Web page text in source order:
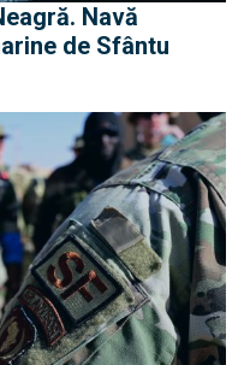
Navă
de Sfântu